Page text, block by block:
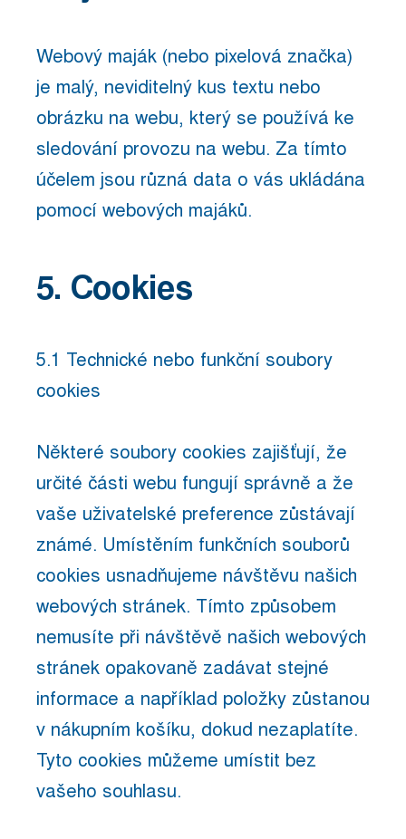
Webový maják (nebo pixelová značka)
je malý, neviditelný kus textu nebo
obrázku na webu, který se používá ke
sledování provozu na webu. Za tímto
účelem jsou různá data o vás ukládána
pomocí webových majáků.
5. Cookies
5.1 Technické nebo funkční soubory
cookies
Některé soubory cookies zajišťují, že
určité části webu fungují správně a že
vaše uživatelské preference zůstávají
známé. Umístěním funkčních souborů
cookies usnadňujeme návštěvu našich
webových stránek. Tímto způsobem
nemusíte při návštěvě našich webových
stránek opakovaně zadávat stejné
informace a například položky zůstanou
v nákupním košíku, dokud nezaplatíte.
Tyto cookies můžeme umístit bez
vašeho souhlasu.